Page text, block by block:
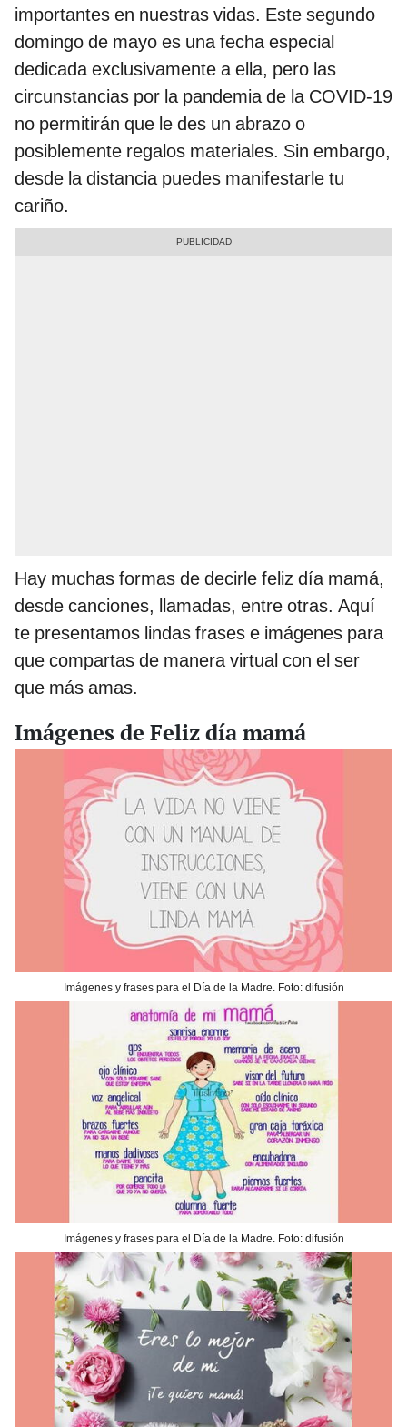
importantes en nuestras vidas. Este segundo
domingo de mayo es una fecha especial
dedicada exclusivamente a ella, pero las
circunstancias por la pandemia de la COVID-19
no permitirán que le des un abrazo o
posiblemente regalos materiales. Sin embargo,
desde la distancia puedes manifestarle tu
cariño.
Hay muchas formas de decirle feliz día mamá,
desde canciones, llamadas, entre otras. Aquí
te presentamos lindas frases e imágenes para
que compartas de manera virtual con el ser
que más amas.
Imágenes de Feliz día mamá
Imágenes y frases para el Día de la Madre. Foto: difusión
Imágenes y frases para el Día de la Madre. Foto: difusión